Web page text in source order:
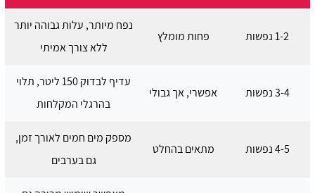
1-2 נפשות פחות מומלץ
נפח מיותר, עלות גבוהה יותר
ללא צורך אמיתי
3-4 נפשות אפשרי, אך גבולי
עדיף לבדוק 150 ליטר, תלוי
בהרגלי המקלחות
4-5 נפשות מתאים בהחלט
מספק מים חמים לאורך זמן,
גם בערבים